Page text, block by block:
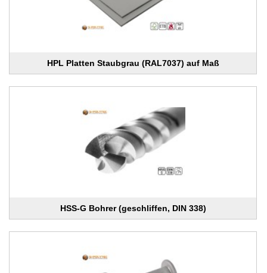
HPL Platten Staubgrau (RAL7037) auf Maß
HSS-G Bohrer (geschliffen, DIN 338)